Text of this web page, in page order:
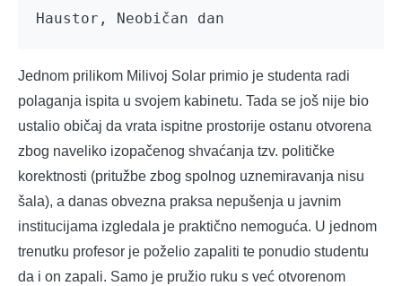
Haustor, Neobičan dan
Jednom prilikom Milivoj Solar primio je studenta radi
polaganja ispita u svojem kabinetu. Tada se još nije bio
ustalio običaj da vrata ispitne prostorije ostanu otvorena
zbog naveliko izopačenog shvaćanja tzv. političke
korektnosti (pritužbe zbog spolnog uznemiravanja nisu
šala), a danas obvezna praksa nepušenja u javnim
institucijama izgledala je praktično nemoguća. U jednom
trenutku profesor je poželio zapaliti te ponudio studentu
da i on zapali. Samo je pružio ruku s već otvorenom